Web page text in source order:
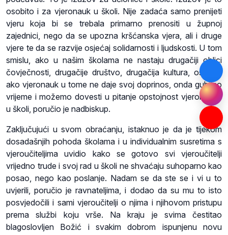
osobito i za vjeronauk u školi. Nije zadaća samo prenijeti
vjeru koja bi se trebala primarno prenositi u župnoj
zajednici, nego da se upozna kršćanska vjera, ali i druge
vjere te da se razvije osjećaj solidarnosti i ljudskosti. U tom
smislu, ako u našim školama ne nastaju drugačiji oblici
čovječnosti, drugačije društvo, drugačija kultura, osobito
ako vjeronauk u tome ne daje svoj doprinos, onda gubimo
vrijeme i možemo dovesti u pitanje opstojnost vjeronauka
u školi, poručio je nadbiskup.
Zaključujući u svom obraćanju, istaknuo je da je tijekom
dosadašnjih pohoda školama i u individualnim susretima s
vjeroučiteljima uvidio kako se gotovo svi vjeroučitelji
vrijedno trude i svoj rad u školi ne shvaćaju suhoparno kao
posao, nego kao poslanje. Nadam se da ste se i vi u to
uvjerili, poručio je ravnateljima, i dodao da su mu to isto
posvjedočili i sami vjeroučitelji o njima i njihovom pristupu
prema službi koju vrše. Na kraju je svima čestitao
blagoslovljen Božić i svakim dobrom ispunjenu novu